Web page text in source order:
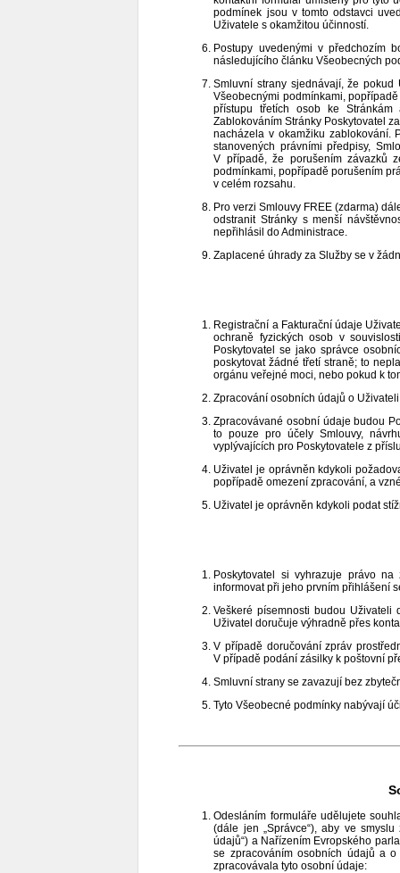
podmínek jsou v tomto odstavci
Uživatele s okamžitou účinností.
Postupy uvedenými v předchozím
následujícího článku Všeobecných
Smluvní strany sjednávají, že pokud
Všeobecnými podmínkami,
přístupu třetích osob ke
Zablokováním Stránky Poskytovatel
nacházela v okamžiku zablokování.
stanovených právními předpisy,
V případě, že porušením závazků
podmínkami, popřípadě porušením
v celém rozsahu.
Pro verzi Smlouvy FREE (zdarma)
odstranit Stránky s menší
nepřihlásil do Administrace.
Zaplacené úhrady za Služby se v
Registrační a Fakturační údaje
ochraně fyzických osob v
Poskytovatel se jako správce
poskytovat žádné třetí straně; to
orgánu veřejné moci, nebo pokud k
Zpracování osobních údajů o
Zpracovávané osobní údaje budou
to pouze pro účely Smlouvy,
vyplývajících pro Poskytovatele z
Uživatel je oprávněn kdykoli
popřípadě omezení zpracování, a
Uživatel je oprávněn kdykoli podat
Poskytovatel si vyhrazuje právo
informovat při jeho prvním přihlášení
Veškeré písemnosti budou Uživateli
Uživatel doručuje výhradně přes
V případě doručování zpráv
V případě podání zásilky k poštovní
Smluvní strany se zavazují bez
Tyto Všeobecné podmínky nabývají
Odesláním formuláře udělujete
(dále jen „Správce“), aby ve
údajů“) a Nařízením Evropského
se zpracováním osobních údajů a
zpracovávala tyto osobní údaje: